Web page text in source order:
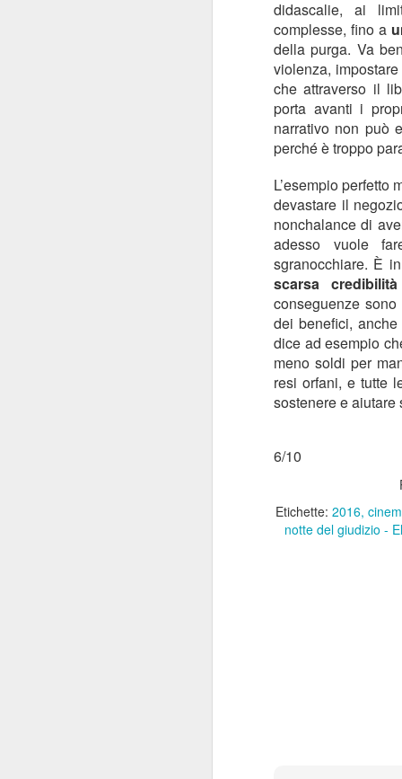
didascalie, ai
complesse, fino a
della purga. Va
violenza,
che attraverso il
porta avanti i
narrativo non può
perché è troppo
L’esempio perfetto
devastare il
nonchalance di
adesso vuole
sgranocchiare. È
scarsa credibilità
conseguenze
dei benefici,
dice ad esempio
meno soldi per
resi orfani, e tutte
sostenere e aiutare
6/10
Etichette: 2016
notte del giudizio -